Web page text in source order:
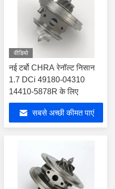
वीडियो
नई टर्बो CHRA रेनॉल्ट निसान
1.7 DCi 49180-04310
14410-5878R के लिए
सबसे अच्छी कीमत पाएं